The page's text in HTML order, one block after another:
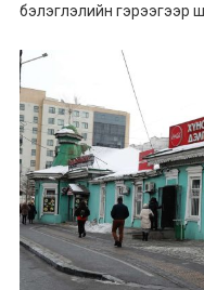
бэлэглэлийн гэрээгээр